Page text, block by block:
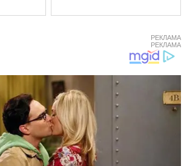
РЕКЛАМА
РЕКЛАМА